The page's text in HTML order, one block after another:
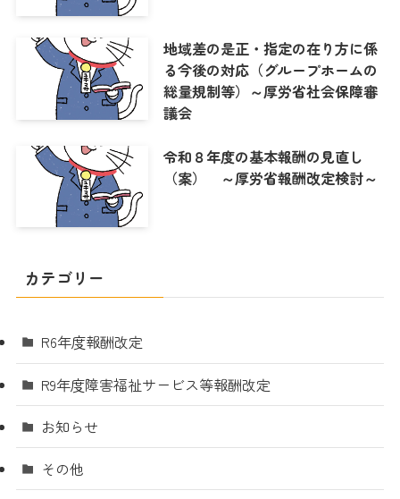
地域差の是正・指定の在り方に係
る今後の対応（グループホームの
総量規制等）～厚労省社会保障審
議会
令和８年度の基本報酬の見直し
（案） ～厚労省報酬改定検討～
カテゴリー
R6年度報酬改定
R9年度障害福祉サービス等報酬改定
お知らせ
その他